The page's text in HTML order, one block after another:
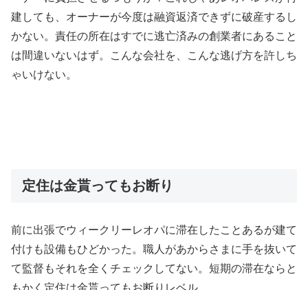
建しても、オーナーが今度は融資返済できずに破産するし
かない。責任の所在はすでに逃亡済みの創業者にあること
は間違いないはず。こんな会社を、こんな逃げ方を許しち
ゃいけない。
定住は金貰ってもお断り
前に出張でウィークリーレオパに滞在したことあるが建て
付けも設備もひどかった。職人があからさまに手を抜いて
て監督もそれを全くチェックしてない。短期の滞在ならと
もかく定住は金貰ってもお断りレベル。